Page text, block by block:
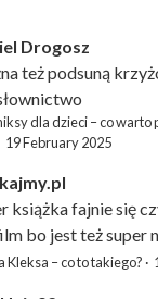
Drogosz
też podsuną
dla dzieci – co warto
19 February 2025
książka fajnie się
bo jest też super
Kleksa – co to takiego? ·